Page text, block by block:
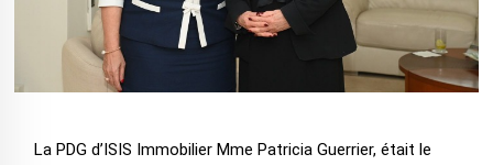
La PDG d’ISIS Immobilier Mme Patricia Guerrier, était le